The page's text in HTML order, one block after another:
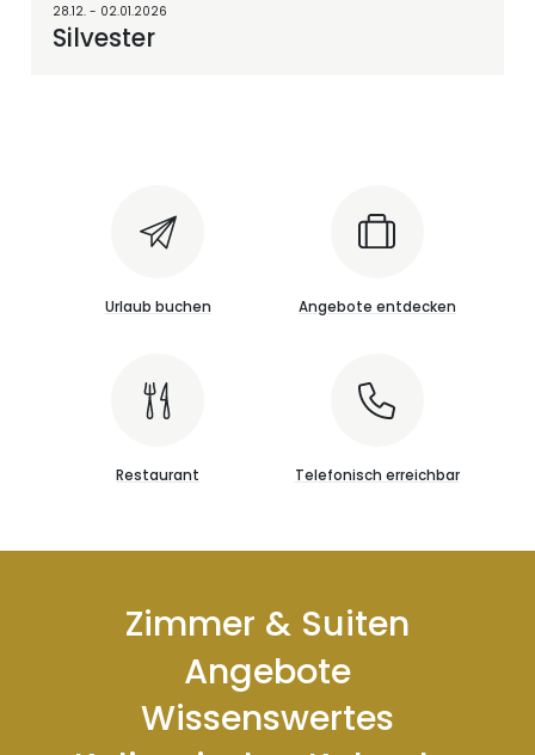
28.12. - 02.01.2026
Silvester
Urlaub buchen Angebote entdecken
Restaurant Telefonisch erreichbar
Zimmer & Suiten
Angebote
Wissenswertes